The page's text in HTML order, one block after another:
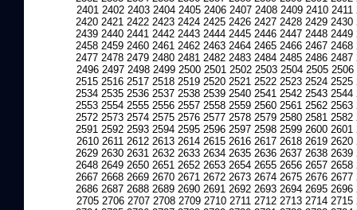
2401 2402 2403 2404 2405 2406 2407 2408 2409 2410 2411
2420 2421 2422 2423 2424 2425 2426 2427 2428 2429 2430
2439 2440 2441 2442 2443 2444 2445 2446 2447 2448 2449
2458 2459 2460 2461 2462 2463 2464 2465 2466 2467 2468
2477 2478 2479 2480 2481 2482 2483 2484 2485 2486 2487
2496 2497 2498 2499 2500 2501 2502 2503 2504 2505 2506
2515 2516 2517 2518 2519 2520 2521 2522 2523 2524 2525
2534 2535 2536 2537 2538 2539 2540 2541 2542 2543 2544
2553 2554 2555 2556 2557 2558 2559 2560 2561 2562 2563
2572 2573 2574 2575 2576 2577 2578 2579 2580 2581 2582
2591 2592 2593 2594 2595 2596 2597 2598 2599 2600 2601
2610 2611 2612 2613 2614 2615 2616 2617 2618 2619 2620
2629 2630 2631 2632 2633 2634 2635 2636 2637 2638 2639
2648 2649 2650 2651 2652 2653 2654 2655 2656 2657 2658
2667 2668 2669 2670 2671 2672 2673 2674 2675 2676 2677
2686 2687 2688 2689 2690 2691 2692 2693 2694 2695 2696
2705 2706 2707 2708 2709 2710 2711 2712 2713 2714 2715